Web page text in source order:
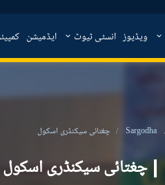
ویڈیوز انسٹی ٹیوٹ ایڈمیشن
Sargodha چغتائی سیکنڈری اسکول
چغتائی سیکنڈری اسکول